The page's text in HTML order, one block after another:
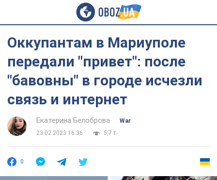
Оккупантам в Мариуполе
передали "привет": после
"бавовны" в городе исчезли
связь и интернет
Екатерина Белоброва
War
23.02.2023 16:36
5,7 т.
0